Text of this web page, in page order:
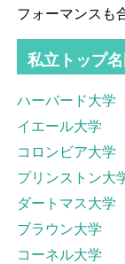
フォーマンスも
私立トップ
ハーバード大学
イエール大学
コロンビア大学
プリンストン大
ダートマス大学
ブラウン大学
コーネル大学